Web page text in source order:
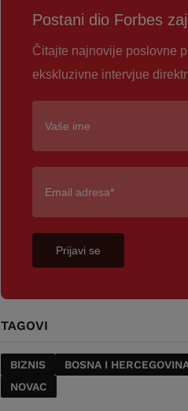
Postani dio Forbes
Čitajte najnovije poslovne
ekskluzivne intervjue
Prijavi se
TAGOVI
BIZNIS BOSNA I
NOVAC